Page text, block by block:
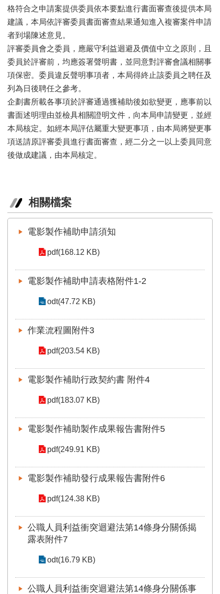
格符合之申請案提供委員依本要點進行書面審查後提供本局
建議，本局依評審委員書面審查結果通知進入複審案件申請
者到場陳述意見。
評審委員會之委員，應嚴守利益迴避及價值中立之原則，且
委員於評審前，均應簽署聲明書，並同意對評審會議相關事
項保密。委員違反聲明事項者，本局得終止該委員之聘任及
列為日後聘任之參考。
企劃書所載各事項於評審通過獲補助後如欲變更，應事前以
書面述明理由並檢具相關證明文件，向本局申請變更，並經
本局核定。如經本局評估屬重大變更事項，由本局將變更事
項送請原評審委員進行書面審查，經二分之一以上委員同意
後做成建議，由本局核定。
相關檔案
電影製作補助申請須知
pdf(168.12 KB)
電影製作補助申請表格附件1-2
odt(47.72 KB)
作業流程圖附件3
pdf(203.54 KB)
電影製作補助行政契約書 附件4
pdf(183.07 KB)
電影製作補助製作成果報告書附件5
pdf(249.91 KB)
電影製作補助發行成果報告書附件6
pdf(124.38 KB)
公職人員利益衝突迴避法第14條身分關係揭
露表附件7
odt(16.79 KB)
公職人員利益衝突迴避法第14條身分關係事